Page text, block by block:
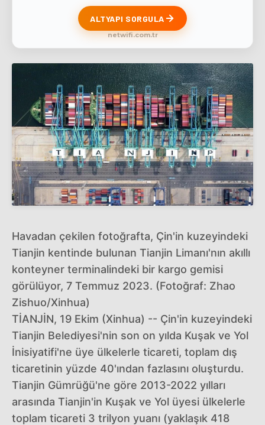
ALTYAPI SORGULA
netwifi.com.tr
Havadan çekilen fotoğrafta, Çin'in kuzeyindeki
Tianjin kentinde bulunan Tianjin Limanı'nın akıllı
konteyner terminalindeki bir kargo gemisi
görülüyor, 7 Temmuz 2023. (Fotoğraf: Zhao
Zishuo/Xinhua)
TİANJİN, 19 Ekim (Xinhua) -- Çin'in kuzeyindeki
Tianjin Belediyesi'nin son on yılda Kuşak ve Yol
İnisiyatifi'ne üye ülkelerle ticareti, toplam dış
ticaretinin yüzde 40'ından fazlasını oluşturdu.
Tianjin Gümrüğü'ne göre 2013-2022 yılları
arasında Tianjin'in Kuşak ve Yol üyesi ülkelerle
toplam ticareti 3 trilyon yuanı (yaklaşık 418